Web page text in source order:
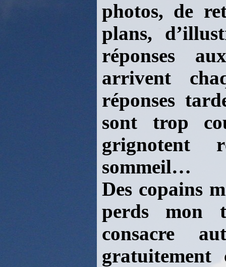
photos, de
plans,
réponses
arrivent
réponses
sont trop
grignotent
sommeil…
Des copains
perds mon
consacre